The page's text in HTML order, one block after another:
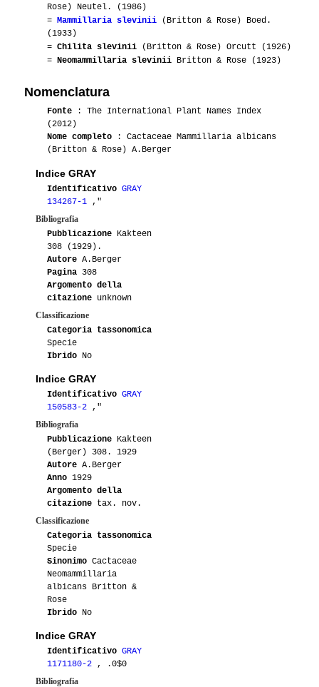
Rose) Neutel. (1986)
= Mammillaria slevinii (Britton & Rose) Boed.
(1933)
= Chilita slevinii (Britton & Rose) Orcutt (1926)
= Neomammillaria slevinii Britton & Rose (1923)
Nomenclatura
Fonte : The International Plant Names Index
(2012)
Nome completo : Cactaceae Mammillaria albicans
(Britton & Rose) A.Berger
Indice GRAY
Identificativo GRAY
134267-1
,"
Bibliografia
Pubblicazione Kakteen
308 (1929).
Autore A.Berger
Pagina 308
Argomento della
citazione unknown
Classificazione
Categoria tassonomica
Specie
Ibrido No
Indice GRAY
Identificativo GRAY
150583-2
,"
Bibliografia
Pubblicazione Kakteen
(Berger) 308. 1929
Autore A.Berger
Anno 1929
Argomento della
citazione tax. nov.
Classificazione
Categoria tassonomica
Specie
Sinonimo Cactaceae
Neomammillaria
albicans Britton &
Rose
Ibrido No
Indice GRAY
Identificativo GRAY
1171180-2
, .0$0
Bibliografia